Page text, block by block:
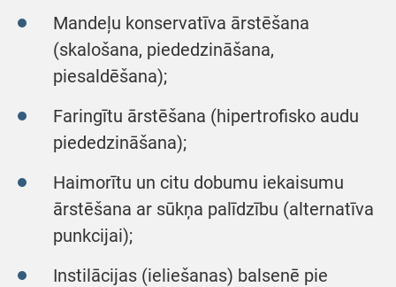
Mandeļu konservatīva ārstēšana
(skalošana, piededzināšana,
piesaldēšana);
Faringītu ārstēšana (hipertrofisko audu
piededzināšana);
Haimorītu un citu dobumu iekaisumu
ārstēšana ar sūkņa palīdzību (alternatīva
punkcijai);
Instilācijas (ieliešanas) balsenē pie